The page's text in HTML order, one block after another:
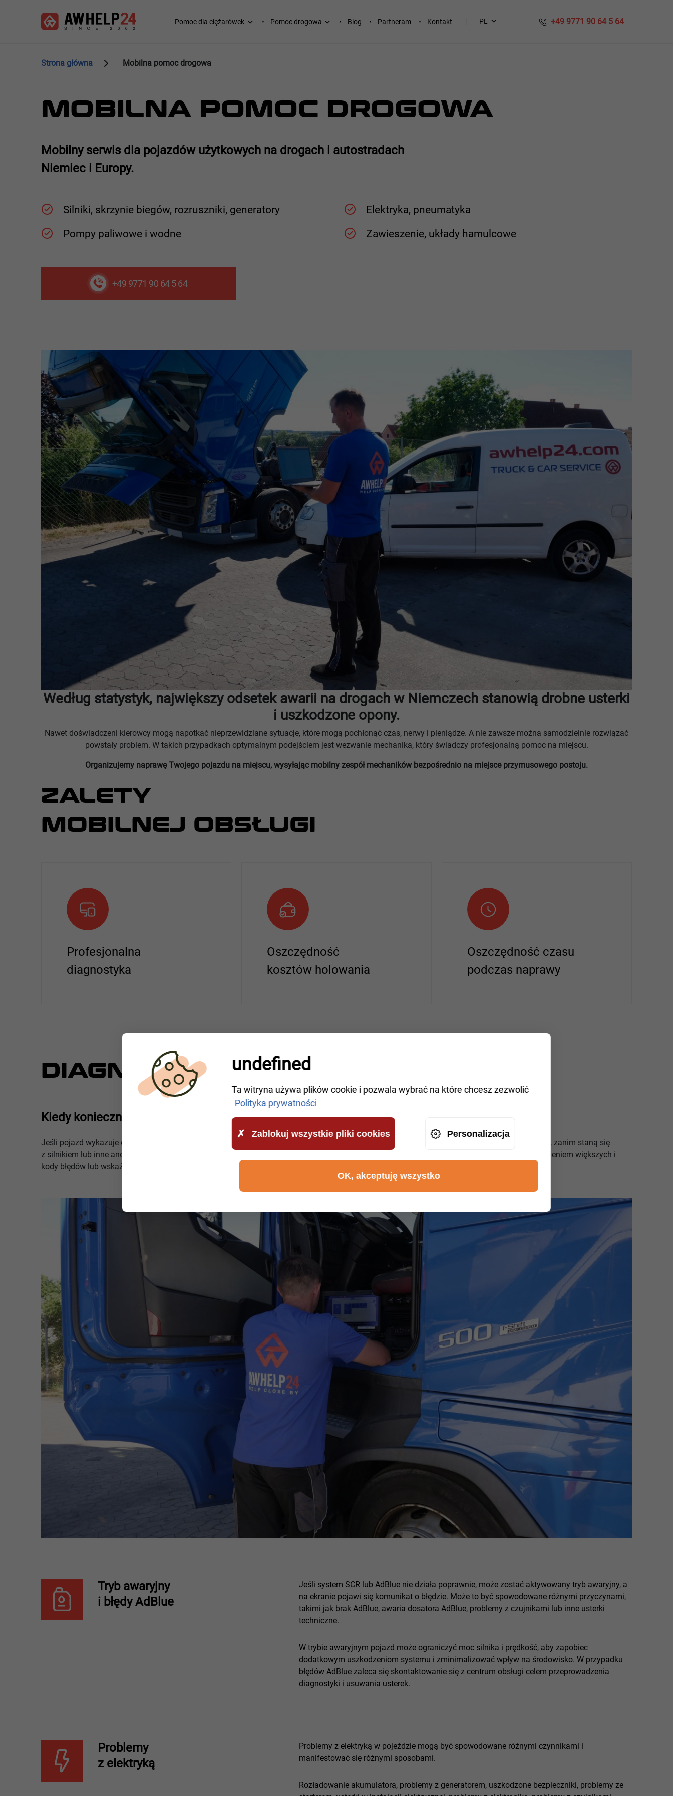
Main
Pomoc dla ciężarówek Pomoc drogowa Blog Partneram Kontakt PL ​​ +49 9771 90 64 5 64
Strona główna Mobilna pomoc drogowa
MOBILNA POMOC DROGOWA
Mobilny serwis dla pojazdów użytkowych na drogach i autostradach
Niemiec i Europy.
Silniki, skrzynie biegów, rozruszniki, generatory
Elektryka, pneumatyka
Pompy paliwowe i wodne
Zawieszenie, układy hamulcowe
+49 9771 90 64 5 64
Według statystyk, największy odsetek awarii na drogach w Niemczech stanowią drobne usterki
i uszkodzone opony.
Nawet doświadczeni kierowcy mogą napotkać nieprzewidziane sytuacje, które mogą pochłonąć czas, nerwy i pieniądze. A nie zawsze można samodzielnie rozwiązać
powstały problem. W takich przypadkach optymalnym podejściem jest wezwanie mechanika, który świadczy profesjonalną pomoc na miejscu.
Organizujemy naprawę Twojego pojazdu na miejscu, wysyłając mobilny zespół mechaników bezpośrednio na miejsce przymusowego postoju.
ZALETY
MOBILNEJ OBSŁUGI
Profesjonalna
diagnostyka
Oszczędność
kosztów holowania
Oszczędność czasu
podczas naprawy
DIAGNOSTYKA
Kiedy konieczna jest diagnostyka?
Jeśli pojazd wykazuje objawy awarii, takie jak dziwne dźwięki, wibracje, problemy
z silnikiem lub inne anomalie. Jeśli system monitorowania pojazdu wyświetla
kody błędów lub wskaźniki na desce rozdzielczej informują o problemach.
Zalety diagnostyki
Diagnostyka pomaga zidentyfikować potencjalne problemy, zanim staną się
poważne. Pozwala to podjąć środki zaradcze przed wystąpieniem większych i
Tryb awaryjny
i błędy AdBlue
Jeśli system SCR lub AdBlue nie działa poprawnie, może zostać aktywowany tryb awaryjny, a
na ekranie pojawi się komunikat o błędzie. Może to być spowodowane różnymi przyczynami,
takimi jak brak AdBlue, awaria dosatora AdBlue, problemy z czujnikami lub inne usterki
techniczne.
W trybie awaryjnym pojazd może ograniczyć moc silnika i prędkość, aby zapobiec
dodatkowym uszkodzeniom systemu i zminimalizować wpływ na środowisko. W przypadku
błędów AdBlue zaleca się skontaktowanie się z centrum obsługi celem przeprowadzenia
diagnostyki i usuwania usterek.
Problemy
z elektryką
Problemy z elektryką w pojeździe mogą być spowodowane różnymi czynnikami i
manifestować się różnymi sposobami.
Rozładowanie akumulatora, problemy z generatorem, uszkodzone bezpieczniki, problemy ze
undefined
Ta witryna używa plików cookie i pozwala wybrać na które chcesz zezwolić
Polityka prywatności
Zablokuj wszystkie pliki cookies Personalizacja
OK, akceptuję wszystko